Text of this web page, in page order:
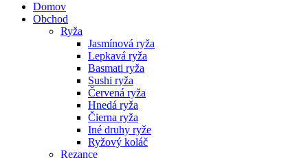
Domov
Obchod
Ryža
Jasmínová ryža
Lepkavá ryža
Basmati ryža
Sushi ryža
Červená ryža
Hnedá ryža
Čierna ryža
Iné druhy ryže
Ryžový koláč
Rezance